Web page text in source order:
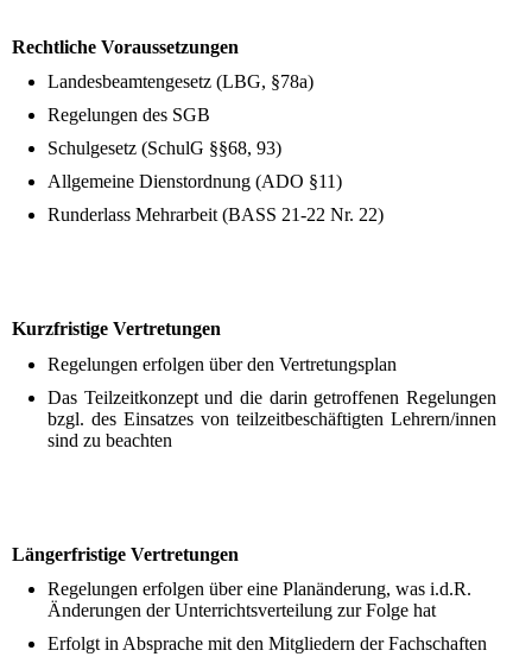
Rechtliche Voraussetzungen
Landesbeamtengesetz (LBG, §78a)
Regelungen des SGB
Schulgesetz (SchulG §§68, 93)
Allgemeine Dienstordnung (ADO §11)
Runderlass Mehrarbeit (BASS 21-22 Nr. 22)
Kurzfristige Vertretungen
Regelungen erfolgen über den Vertretungsplan
Das Teilzeitkonzept und die darin getroffenen Regelungen
bzgl. des Einsatzes von teilzeitbeschäftigten Lehrern/innen
sind zu beachten
Längerfristige Vertretungen
Regelungen erfolgen über eine Planänderung, was i.d.R.
Änderungen der Unterrichtsverteilung zur Folge hat
Erfolgt in Absprache mit den Mitgliedern der Fachschaften